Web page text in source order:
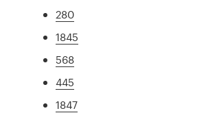
280
1845
568
445
1847